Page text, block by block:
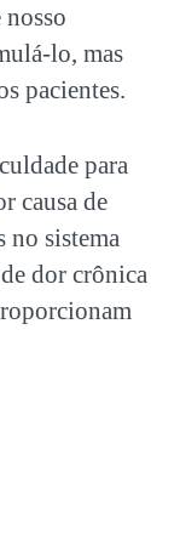
lo, mas
pacientes.
para
causa de
no sistema
dor crônica